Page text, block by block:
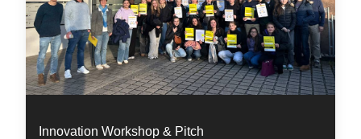
Innovation Workshop & Pitch